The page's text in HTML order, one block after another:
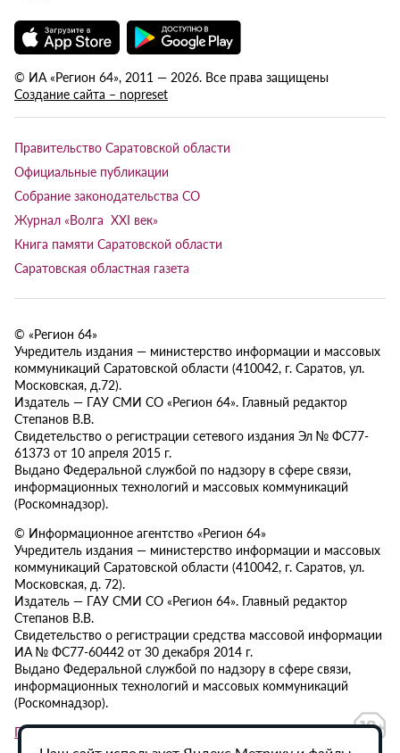
© ИА «Регион 64», 2011 — 2026. Все права защищены
Создание сайта – nopreset
Правительство Саратовской области
Официальные публикации
Собрание законодательства СО
Журнал «Волга XXI век»
Книга памяти Саратовской области
Саратовская областная газета
© «Регион 64»
Учредитель издания — министерство информации и массовых
коммуникаций Саратовской области (410042, г. Саратов, ул.
Московская, д.72).
Издатель — ГАУ СМИ СО «Регион 64». Главный редактор
Степанов В.В.
Свидетельство о регистрации сетевого издания Эл № ФС77-
61373 от 10 апреля 2015 г.
Выдано Федеральной службой по надзору в сфере связи,
информационных технологий и массовых коммуникаций
(Роскомнадзор).
© Информационное агентство «Регион 64»
Учредитель издания — министерство информации и массовых
коммуникаций Саратовской области (410042, г. Саратов, ул.
Московская, д. 72).
Издатель — ГАУ СМИ СО «Регион 64». Главный редактор
Степанов В.В.
Свидетельство о регистрации средства массовой информации
ИА № ФС77-60442 от 30 декабря 2014 г.
Выдано Федеральной службой по надзору в сфере связи,
информационных технологий и массовых коммуникаций
(Роскомнадзор).
Политика в отношении обработки персональных данных